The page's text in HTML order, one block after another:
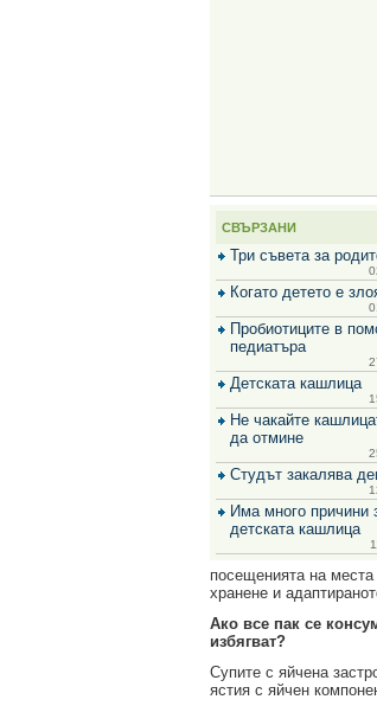
СВЪРЗАНИ
Три съвета за
Когато детето е
Пробиотиците в
педиатъра
Детската кашлица
Не чакайте
да отмине
Студът закалява
Има много причини
детската кашлица
посещенията на
хранене и
Ако все пак се
избягват?
Супите с яйчена
ястия с яйчен